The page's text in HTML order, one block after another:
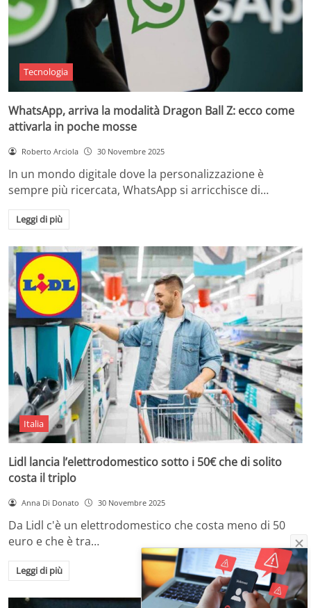
Tecnologia
WhatsApp, arriva la modalità Dragon Ball Z: ecco come
attivarla in poche mosse
Roberto Arciola 30 Novembre 2025
In un mondo digitale dove la personalizzazione è
sempre più ricercata, WhatsApp si arricchisce di…
Leggi di più
Italia
Lidl lancia l’elettrodomestico sotto i 50€ che di solito
costa il triplo
Anna Di Donato 30 Novembre 2025
Da Lidl c'è un elettrodomestico che costa meno di 50
euro e che è tra…
Leggi di più